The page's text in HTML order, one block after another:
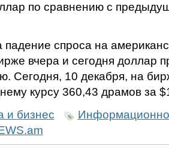
по сравнению с
падение спроса на
вчера и сегодня доллар
Сегодня, 10 декабря, на
курсу 360,43 драмов за
и бизнес